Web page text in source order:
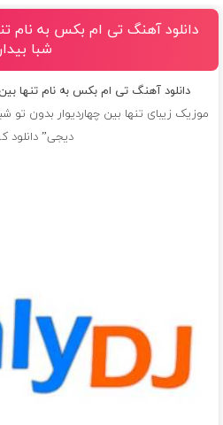
دانلود آهنگ تی ام بکس به نام
شبا بیدار
دانلود آهنگ تی ام بکس به نام تنها بین
موزیک زیبای تنها بین چهاردیوار بدون تو شبا
دیجی” دانلود